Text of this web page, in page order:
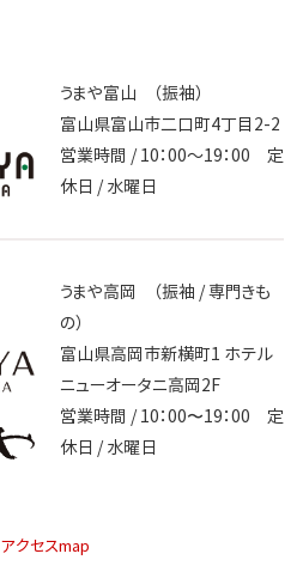
うまや富山 （振袖）
富山県富山市二口町4丁目2-2
営業時間 / 10：00～19：00 定
休日 / 水曜日
うまや高岡 （振袖 / 専門きも
の）
富山県高岡市新横町1 ホテル
ニューオータニ高岡2F
営業時間 / 10：00〜19：00 定
休日 / 水曜日
アクセスmap